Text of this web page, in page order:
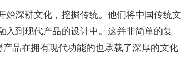
深耕文化，挖掘传统。他们将中国传统文
到现代产品的设计中。这并非简单的复
品在拥有现代功能的也承载了深厚的文化